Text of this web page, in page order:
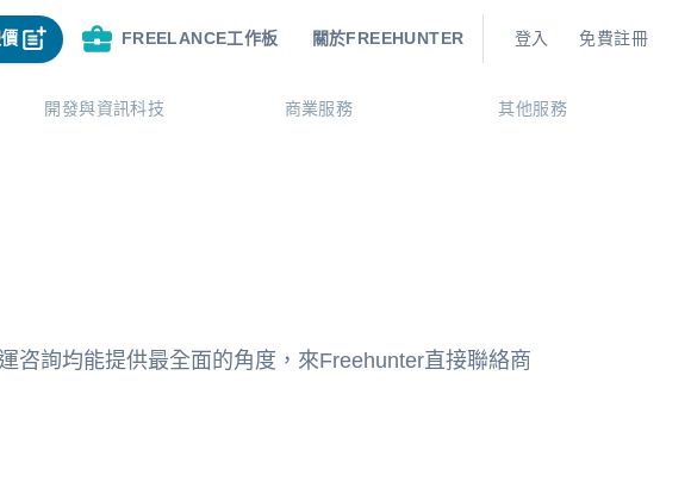
FREELANCE工作板 關於FREEHUNTER 登入 免費註冊
開發與資訊科技 商業服務 其他服務
咨詢均能提供最全面的角度，來Freehunter直接聯絡商